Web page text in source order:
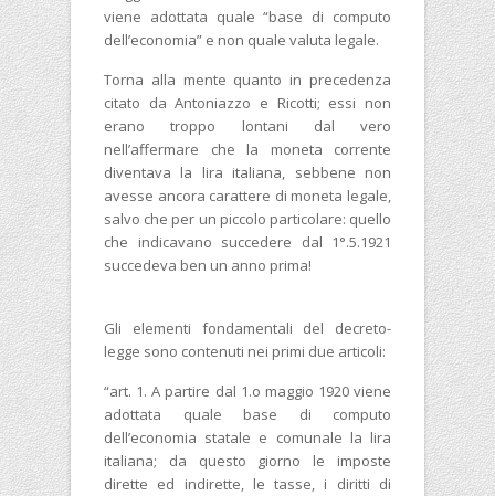
viene adottata quale “base di computo
dell’economia” e non quale valuta legale.
Torna alla mente quanto in precedenza
citato da Antoniazzo e Ricotti; essi non
erano troppo lontani dal vero
nell’affermare che la moneta corrente
diventava la lira italiana, sebbene non
avesse ancora carattere di moneta legale,
salvo che per un piccolo particolare: quello
che indicavano succedere dal 1°.5.1921
succedeva ben un anno prima!
Gli elementi fondamentali del decreto-
legge sono contenuti nei primi due articoli:
“art. 1. A partire dal 1.o maggio 1920 viene
adottata quale base di computo
dell’economia statale e comunale la lira
italiana; da questo giorno le imposte
dirette ed indirette, le tasse, i diritti di